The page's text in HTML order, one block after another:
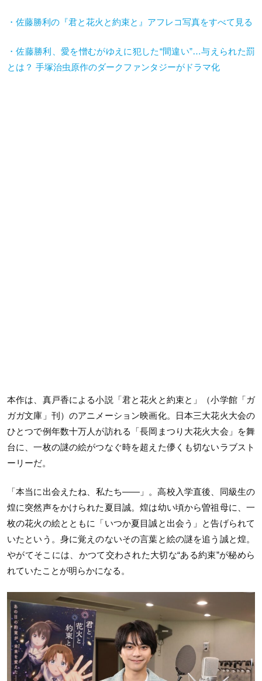
・佐藤勝利の『君と花火と約束と』アフレコ写真をすべて見る
・佐藤勝利、愛を憎むがゆえに犯した“間違い”…与えられた罰
とは？ 手塚治虫原作のダークファンタジーがドラマ化
本作は、真戸香による小説「君と花火と約束と」（小学館「ガ
ガガ文庫」刊）のアニメーション映画化。日本三大花火大会の
ひとつで例年数十万人が訪れる「長岡まつり大花火大会」を舞
台に、一枚の謎の絵がつなぐ時を超えた儚くも切ないラブスト
ーリーだ。
「本当に出会えたね、私たち——」。高校入学直後、同級生の
煌に突然声をかけられた夏目誠。煌は幼い頃から曽祖母に、一
枚の花火の絵とともに「いつか夏目誠と出会う」と告げられて
いたという。身に覚えのないその言葉と絵の謎を追う誠と煌。
やがてそこには、かつて交わされた大切な“ある約束”が秘めら
れていたことが明らかになる。